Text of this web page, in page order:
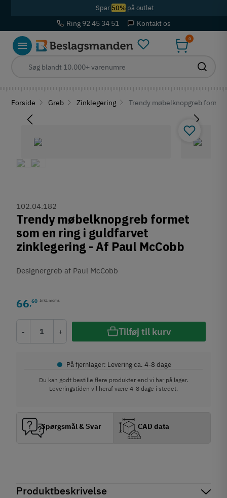
Spar 50%på outlet
Ring 92 45 34 51 Kontakt os
0
Forside Greb Zinklegering Trendy møbelknopgreb
Produktbeskrivelse
102.04.182
Trendy møbelknopgreb formet
som en ring i guldfarvet
zinklegering - Af Paul McCobb
Designergreb af Paul McCobb
66,60 Inkl. moms
- + Tilføj til kurv
• På fjernlager: Levering ca. 4-8 dage
Du kan godt bestille flere produkter end vi har på lager.
Leveringstiden vil heraf være 4-8 dage i stedet.
Spørgsmål & Svar CAD data